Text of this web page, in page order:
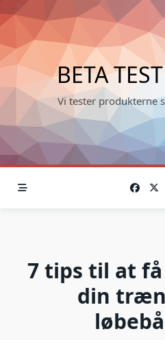
Skip
to
content
BETA
Vi tester produkterne
7 tips til at
din